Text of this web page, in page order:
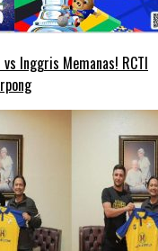
vs Inggris Memanas! RCTI